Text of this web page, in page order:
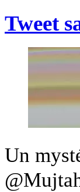
Tweet
Un